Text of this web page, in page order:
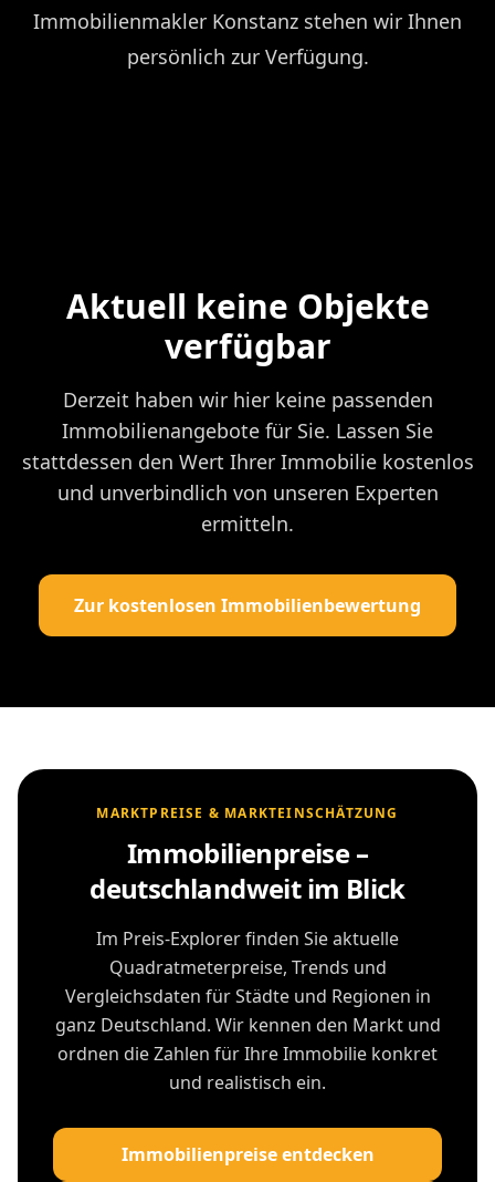
Immobilienmakler Konstanz stehen wir Ihnen
persönlich zur Verfügung.
Aktuell keine Objekte
verfügbar
Derzeit haben wir hier keine passenden
Immobilienangebote für Sie. Lassen Sie
stattdessen den Wert Ihrer Immobilie kostenlos
und unverbindlich von unseren Experten
ermitteln.
Zur kostenlosen Immobilienbewertung
MARKTPREISE & MARKTEINSCHÄTZUNG
Immobilienpreise –
deutschlandweit im Blick
Im Preis-Explorer finden Sie aktuelle
Quadratmeterpreise, Trends und
Vergleichsdaten für Städte und Regionen in
ganz Deutschland. Wir kennen den Markt und
ordnen die Zahlen für Ihre Immobilie konkret
und realistisch ein.
Immobilienpreise entdecken